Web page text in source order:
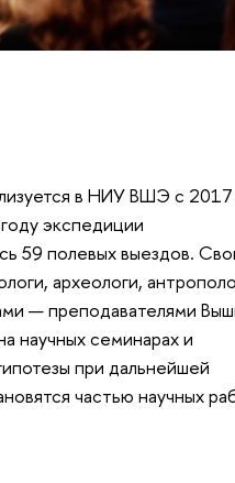
в НИУ ВШЭ с 2017
экспедиции
59 полевых выездов.
археологи,
—преподавателями
научных семинарах и
при дальнейшей
частью научных